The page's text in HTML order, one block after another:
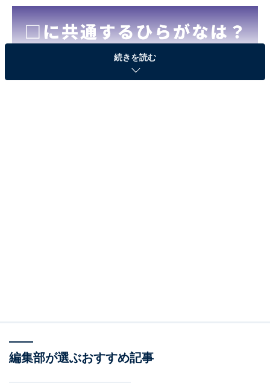
続きを読む
編集部が選ぶおすすめ記事